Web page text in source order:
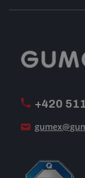
+420
Reklamation
GUMEX stellt